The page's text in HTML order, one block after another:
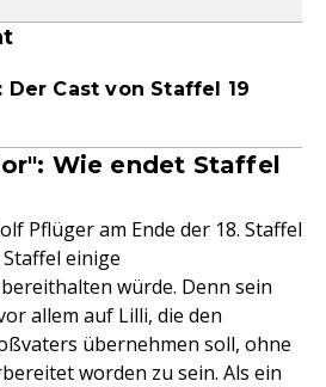
Cast von Staffel 19
Wie endet Staffel
Pflüger am Ende der 18. Staffel
einige
würde. Denn sein
allem auf Lilli, die den
übernehmen soll, ohne
worden zu sein. Als ein